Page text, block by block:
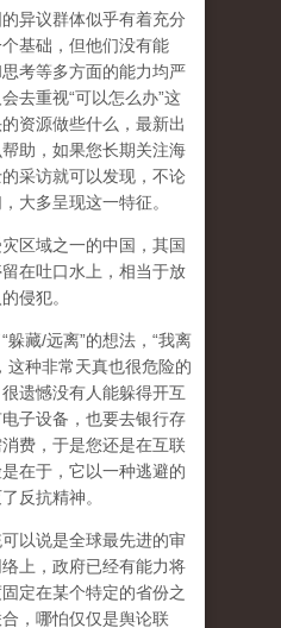
异议群体似乎有着充分
基础，但他们没有能
考等多方面的能力均严
去重视“可以怎么办”这
资源做些什么，最新出
助，如果您长期关注海
采访就可以发现，不论
大多呈现这一特征。
区域之一的中国，其国
在吐口水上，相当于放
侵犯。
躲藏/远离”的想法，“我离
这种非常天真也很危险的
遗憾没有人能躲得开互
子设备，也要去银行存
费，于是您还是在互联
在于，它以一种逃避的
反抗精神。
以说是全球最先进的审
上，政府已经有能力将
定在某个特定的省份之
，哪怕仅仅是舆论联